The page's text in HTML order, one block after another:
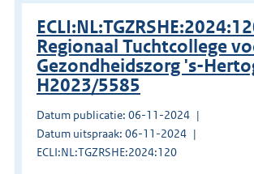
Regionaal Tuchtcollege
Gezondheidszorg 's-
H2023/5585
Datum publicatie: 06-11-2024
Datum uitspraak: 06-11-2024
ECLI:NL:TGZRSHE:2024:120